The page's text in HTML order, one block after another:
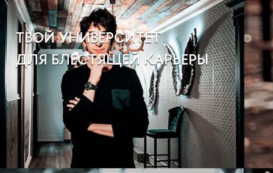
ТВОЙ УНИВЕРСИТЕТ
ДЛЯ БЛЕСТЯЩЕЙ КАРЬЕРЫ